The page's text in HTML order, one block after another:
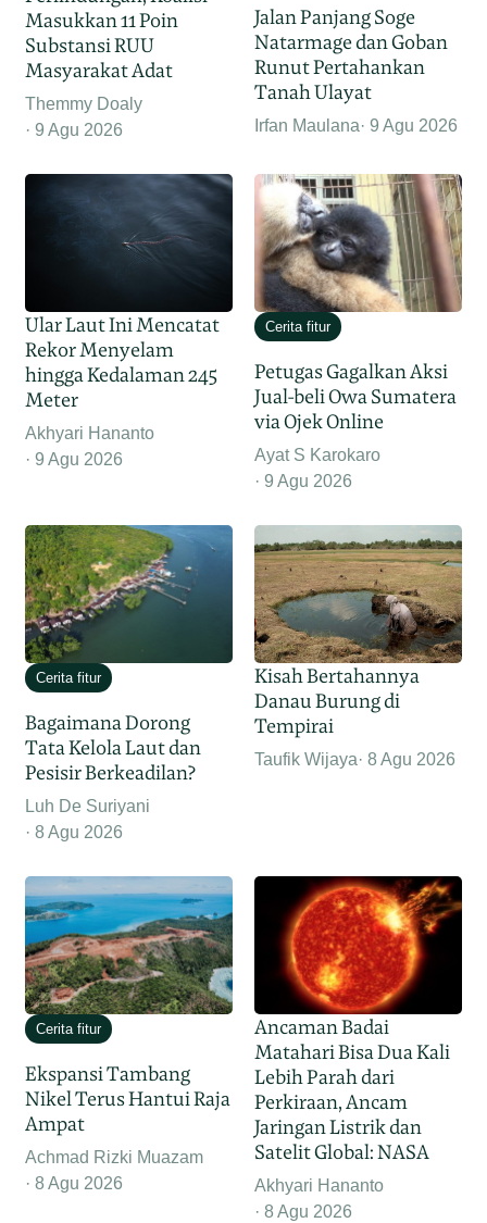
Masukkan 11 Poin
Substansi RUU
Masyarakat Adat
Themmy Doaly
9 Agu 2026
Jalan Panjang Soge
Natarmage dan Goban
Runut Pertahankan
Tanah Ulayat
Irfan Maulana 9 Agu 2026
Ular Laut Ini Mencatat
Rekor Menyelam
hingga Kedalaman 245
Meter
Akhyari Hananto
9 Agu 2026
Cerita fitur
Petugas Gagalkan Aksi
Jual-beli Owa Sumatera
via Ojek Online
Ayat S Karokaro
9 Agu 2026
Cerita fitur
Bagaimana Dorong
Tata Kelola Laut dan
Pesisir Berkeadilan?
Luh De Suriyani
8 Agu 2026
Kisah Bertahannya
Danau Burung di
Tempirai
Taufik Wijaya 8 Agu 2026
Cerita fitur
Ekspansi Tambang
Nikel Terus Hantui Raja
Ampat
Achmad Rizki Muazam
8 Agu 2026
Ancaman Badai
Matahari Bisa Dua Kali
Lebih Parah dari
Perkiraan, Ancam
Jaringan Listrik dan
Satelit Global: NASA
Akhyari Hananto
8 Agu 2026